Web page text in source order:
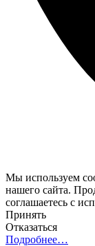
Мы используем
нашего сайта.
соглашаетесь с
Принять
Отказаться
Подробнее…